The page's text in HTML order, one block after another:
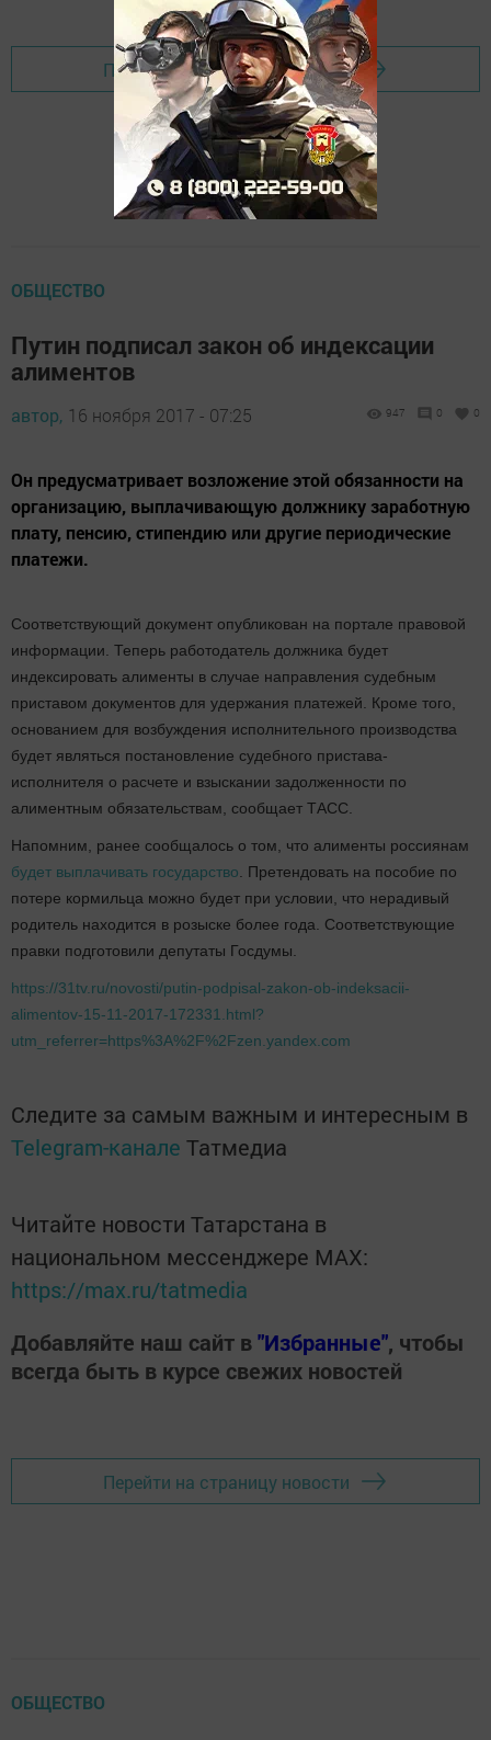
Перейти на страницу новости
ОБЩЕСТВО
Путин подписал закон об индексации
алиментов
автор, 16 ноября 2017 - 07:25 947 0 0
Он предусматривает возложение этой обязанности на
организацию, выплачивающую должнику заработную
плату, пенсию, стипендию или другие периодические
платежи.
Соответствующий документ опубликован на портале правовой
информации. Теперь работодатель должника будет
индексировать алименты в случае направления судебным
приставом документов для удержания платежей. Кроме того,
основанием для возбуждения исполнительного производства
будет являться постановление судебного пристава-
исполнителя о расчете и взыскании задолженности по
алиментным обязательствам, сообщает ТАСС.
Напомним, ранее сообщалось о том, что алименты россиянам
будет выплачивать государство . Претендовать на пособие по
потере кормильца можно будет при условии, что нерадивый
родитель находится в розыске более года. Соответствующие
правки подготовили депутаты Госдумы.
https://31tv.ru/novosti/putin-podpisal-zakon-ob-indeksacii-
alimentov-15-11-2017-172331.html?
utm_referrer=https%3A%2F%2Fzen.yandex.com
Следите за самым важным и интересным в
Telegram-канале Татмедиа
Читайте новости Татарстана в
национальном мессенджере MАХ:
https://max.ru/tatmedia
Добавляйте наш сайт в"Избранные", чтобы
всегда быть в курсе свежих новостей
Перейти на страницу новости
ОБЩЕСТВО